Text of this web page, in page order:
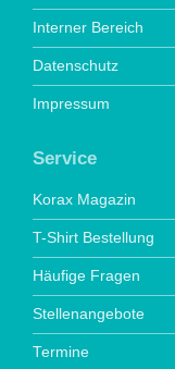
Interner Bereich
Datenschutz
Impressum
Service
Korax Magazin
T-Shirt Bestellung
Häufige Fragen
Stellenangebote
Termine